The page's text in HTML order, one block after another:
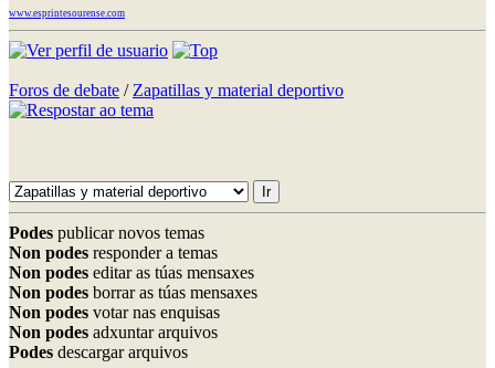
www.esprintesourense.com
Foros de debate / Zapatillas y material deportivo
Podes publicar novos temas
Non podes responder a temas
Non podes editar as túas mensaxes
Non podes borrar as túas mensaxes
Non podes votar nas enquisas
Non podes adxuntar arquivos
Podes descargar arquivos